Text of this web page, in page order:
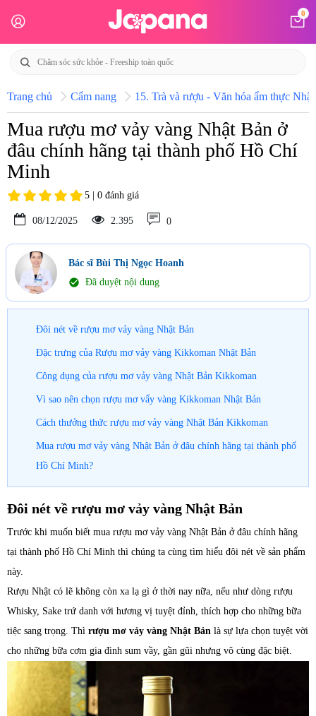
0
Trang chủ Cẩm nang 15. Trà và rượu - Văn hóa ẩm thực
Mua rượu mơ vảy vàng Nhật Bản ở
đâu chính hãng tại thành phố Hồ Chí
Minh
5 | 0 đánh giá
08/12/2025 2.395 0
Bác sĩ Bùi Thị Ngọc Hoanh
check_circle Đã duyệt nội dung
Đôi nét về rượu mơ vảy vàng Nhật Bản
Đặc trưng của Rượu mơ vảy vàng Kikkoman Nhật Bản
Công dụng của rượu mơ vảy vàng Nhật Bản Kikkoman
Vì sao nên chọn rượu mơ vẩy vàng Kikkoman Nhật Bản
Cách thưởng thức rượu mơ vảy vàng Nhật Bản Kikkoman
Mua rượu mơ vảy vàng Nhật Bản ở đâu chính hãng tại thành phố
Hồ Chí Minh?
Đôi nét về rượu mơ vảy vàng Nhật Bản
Trước khi muốn biết mua rượu mơ vảy vàng Nhật Bản ở đâu chính hãng
tại thành phố Hồ Chí Minh thì chúng ta cùng tìm hiểu đôi nét về sản phẩm
này.
Rượu Nhật có lẽ không còn xa lạ gì ở thời nay nữa, nếu như dòng rượu
Whisky, Sake trứ danh với hương vị tuyệt đỉnh, thích hợp cho những bữa
tiệc sang trọng. Thì rượu mơ vảy vàng Nhật Bản là sự lựa chọn tuyệt vời
cho những bữa cơm gia đình sum vầy, gần gũi nhưng vô cùng đặc biệt.